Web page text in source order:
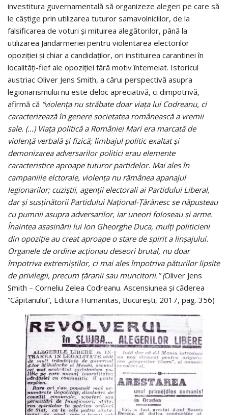
investitura guvernamentală să organizeze alegeri pe care să
le câștige prin utilizarea tuturor samavolniciilor, de la
falsificarea de voturi și mituirea alegătorilor, până la
utilizarea Jandarmeriei pentru violentarea electorilor
opoziției și chiar a candidaților, ori instituirea carantinei în
localități-fief ale opoziției fără motiv întemeiat. Istoricul
austriac Oliver Jens Smith, a cărui perspectivă asupra
legionarismului nu este deloc apreciativă, ci dimpotrivă,
afirmă că “violența nu străbate doar viața lui Codreanu, ci
caracterizează în genere societatea românească a vremii
sale. (…) Viața politică a României Mari era marcată de
violență verbală și fizică; limbajul politic exaltat și
demonizarea adversarilor politici erau elemente
caracteristice aproape tuturor partidelor. Mai ales în
campaniile elctorale, violența nu rămânea apanajul
legionarilor; cuziștii, agenții electorali ai Partidului Liberal,
dar și susținătorii Partidului Național-Țărănesc se năpusteau
cu pumnii asupra adversarilor, iar uneori foloseau și arme.
Înaintea asasinării lui Ion Gheorghe Duca, mulți politicieni
din opoziție au creat aproape o stare de spirit a linșajului.
Organele de ordine acționau deseori brutal, nu doar
împotriva extremiștilor, ci mai ales împotriva păturilor lipsite
de privilegii, precum țăranii sau muncitorii.” (Oliver Jens
Smith – Corneliu Zelea Codreanu. Ascensiunea și căderea
“Căpitanului”, Editura Humanitas, București, 2017, pag. 356)